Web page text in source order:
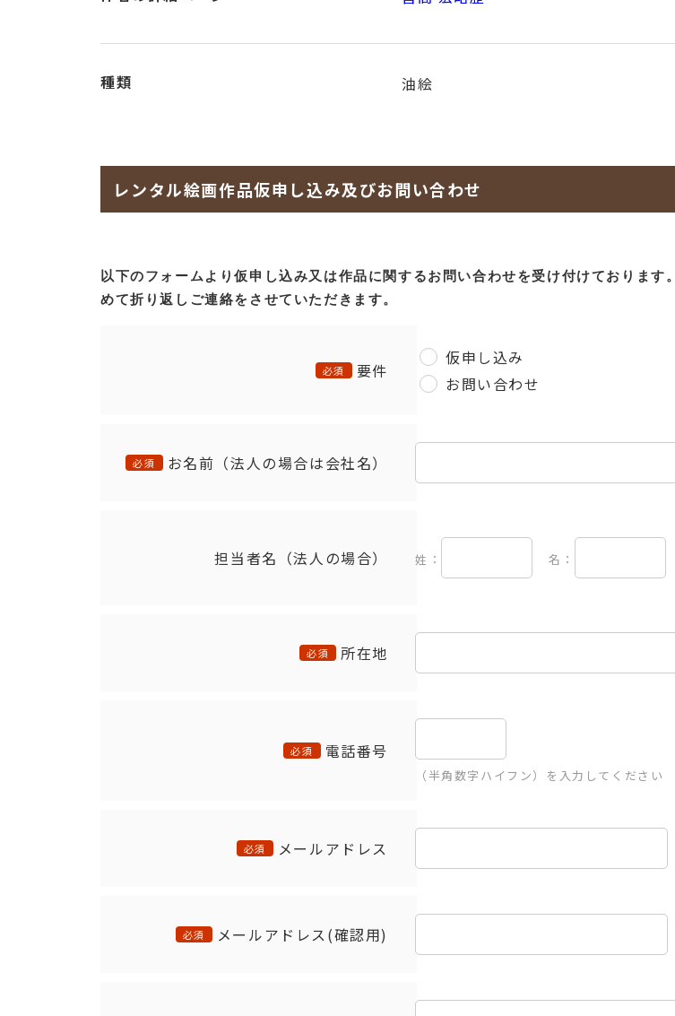
種類 油絵
レンタル絵画作品仮申し込み及びお問い合わせ
以下のフォームより仮申し込み又は作品に関するお問い合わせを受け付けております。
めて折り返しご連絡をさせていただきます。
必須 要件
仮申し込み
お問い合わせ
必須 お名前（法人の場合は会社名）
担当者名（法人の場合） 姓： 名：
必須 所在地
必須 電話番号
（半角数字ハイフン）を入力してください
必須 メールアドレス
必須 メールアドレス(確認用)